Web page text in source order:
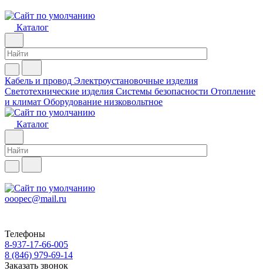
Каталог
Кабель и провод Электроустановочные изделия
Светотехнические изделия Системы безопасности Отопление
и климат Оборудование низковольтное
Каталог
ooopec@mail.ru
Телефоны
8-937-17-66-005
8 (846) 979-69-14
Заказать звонок